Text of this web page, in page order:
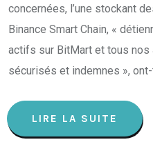
concernées, l’une stockant
Binance Smart Chain, «
actifs sur BitMart et tous
sécurisés et indemnes »,
LIRE LA SUITE